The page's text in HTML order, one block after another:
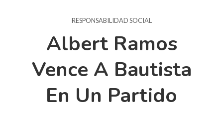
RESPONSABILIDAD SOCIAL
Albert Ramos
Vence A Bautista
En Un Partido